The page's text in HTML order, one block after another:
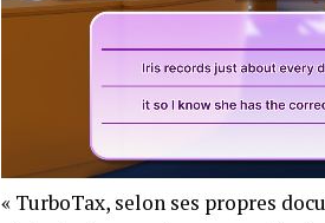
« TurboTax, selon ses propres